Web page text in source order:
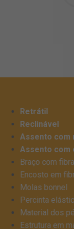
Retrátil
Reclinável
Assento com
Assento com
Braço com fibra
Encosto em
Molas bonnel
Percinta
Material dos
Estrutura em